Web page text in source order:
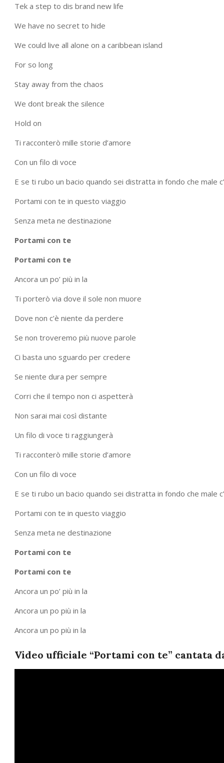
Tek a step to dis brand new life
We have no secret to hide
We could live all alone on a caribbean island
For so long
Stay away from the chaos
We dont break the silence
Hold on
Ti racconterò mille storie d’amore
Con un filo di voce
E se ti rubo un bacio quando sei distratta in fondo che male
Portami con te in questo viaggio
Senza meta ne destinazione
Portami con te
Portami con te
Ancora un po’ più in la
Ti porterò via dove il sole non muore
Dove non c’è niente da perdere
Se non troveremo più nuove parole
Ci basta uno sguardo per credere
Se niente dura per sempre
Corri che il tempo non ci aspetterà
Non sarai mai così distante
Un filo di voce ti raggiungerà
Ti racconterò mille storie d’amore
Con un filo di voce
E se ti rubo un bacio quando sei distratta in fondo che male
Portami con te in questo viaggio
Senza meta ne destinazione
Portami con te
Portami con te
Ancora un po’ più in la
Ancora un po più in la
Ancora un po più in la
Video ufficiale “Portami con te” cantata